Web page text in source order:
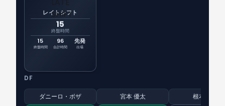
レイトシフト
15
終盤時間
15
終盤時間
96
合計時間
先発
出場
DF
ダニーロ・ボザ 宮本 優太 根本健太